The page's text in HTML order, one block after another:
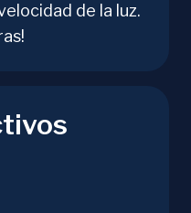
de la luz.